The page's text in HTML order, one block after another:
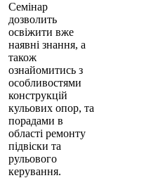
Семінар
дозволить
освіжити вже
наявні знання, а
також
ознайомитись з
особливостями
конструкцій
кульових опор, та
порадами в
області ремонту
підвіски та
рульового
керування.